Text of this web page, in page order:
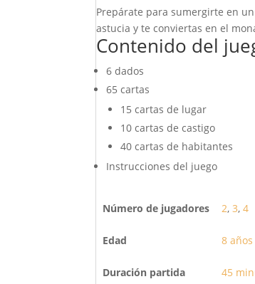
Prepárate para sumergirte en
astucia y te conviertas en el
Contenido del
6 dados
65 cartas
15 cartas de lugar
10 cartas de castigo
40 cartas de habitantes
Instrucciones del juego
Número de jugadores 2, 3, 4
Edad 8 años
Duración partida 45